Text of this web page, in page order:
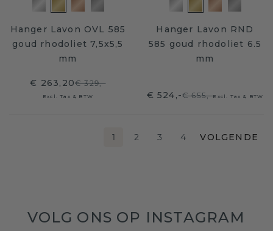
Hanger Lavon OVL 585
goud rhodoliet 7,5x5,5
mm
€ 263,20€ 329,-
Excl. Tax & BTW
Hanger Lavon RND
585 goud rhodoliet 6.5
mm
€ 524,-€ 655,-Excl. Tax & BTW
1 2 3 4 VOLGENDE
VOLG ONS OP INSTAGRAM